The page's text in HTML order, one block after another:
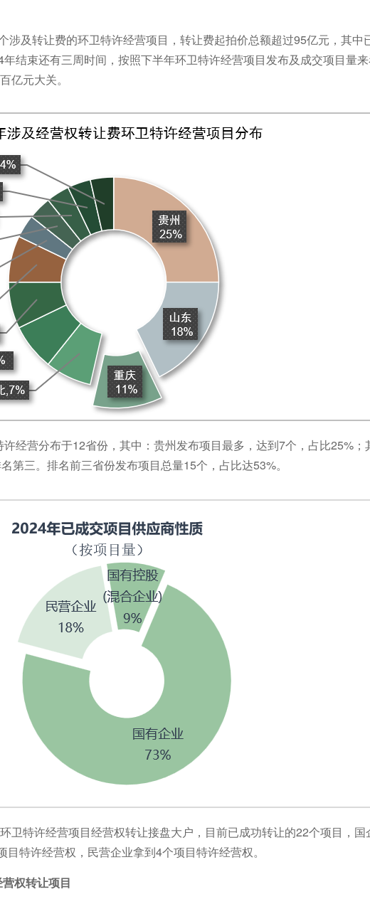
涉及转让费的环卫特许经营项目，转让费起拍价总额超过95亿元，其中
结束还有三周时间，按照下半年环卫特许经营项目发布及成交项目量
亿元大关。
经营分布于12省份，其中：贵州发布项目最多，达到7个，占比25%；
第三。排名前三省份发布项目总量15个，占比达53%。
卫特许经营项目经营权转让接盘大户，目前已成功转让的22个项目，国
特许经营权，民营企业拿到4个项目特许经营权。
权转让项目